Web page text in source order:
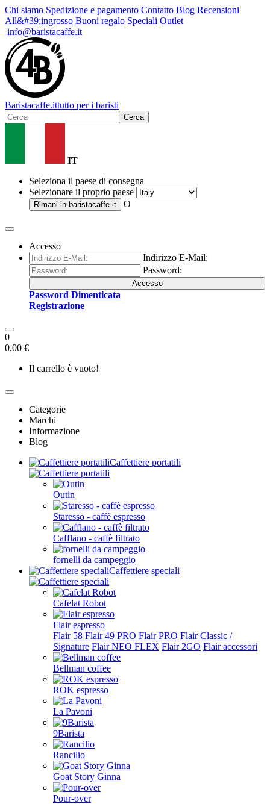
Chi siamo Spedizione e pagamento Contatto Blog Recensioni
All&#39;ingrosso Buoni regalo Speciali Outlet
info@baristacaffe.it
Baristacaffe.ittutto per i baristi
Cerca
IT
Seleziona il paese di consegna
Selezionare il proprio paese
Rimani in baristacaffe.it O
Accesso
Indirizzo E-Mail:
Password:
Accesso
Password Dimenticata
Registrazione
0
0,00 €
Il carrello è vuoto!
Categorie
Marchi
Informazione
Blog
Caffettiere portatili
Outin
Staresso - caffè espresso
Cafflano - caffè filtrato
fornelli da campeggio
Caffettiere speciali
Cafelat Robot
Flair espresso
Flair 58 Flair 49 PRO Flair PRO Flair Classic /
Signature Flair NEO FLEX Flair 2GO Flair accessori
Bellman coffee
ROK espresso
La Pavoni
9Barista
Rancilio
Goat Story Ginna
Pour-over